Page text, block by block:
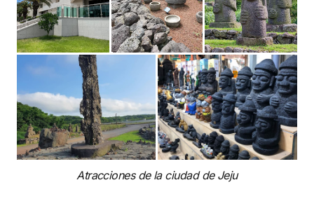
Atracciones de la ciudad de Jeju